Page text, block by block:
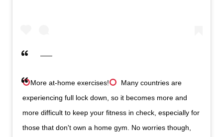
More at-home exercises!
⁣ ⁣ Many countries are
experiencing full lock down, so it becomes more and
more difficult to keep your fitness in check, especially for
those that don't own a home gym. No worries though,